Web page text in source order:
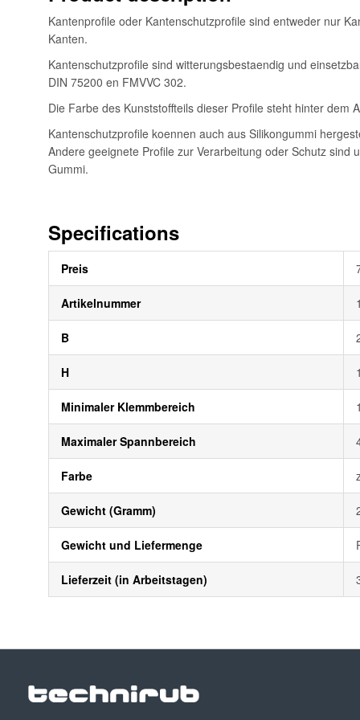
Kantenprofile oder Kantenschutzprofile sind entweder nur
Kanten.
Kantenschutzprofile sind witterungsbestaendig und
DIN 75200 en FMVVC 302.
Die Farbe des Kunststoffteils dieser Profile steht hinter
Kantenschutzprofile koennen auch aus Silikongummi
Andere geeignete Profile zur Verarbeitung oder Schutz
Gummi.
Specifications
Informationen
Preis
Artikelnummer
B
H
Minimaler Klemmbereich
Maximaler Spannbereich
Farbe
Gewicht (Gramm)
Gewicht und Liefermenge
Lieferzeit (in Arbeitstagen)